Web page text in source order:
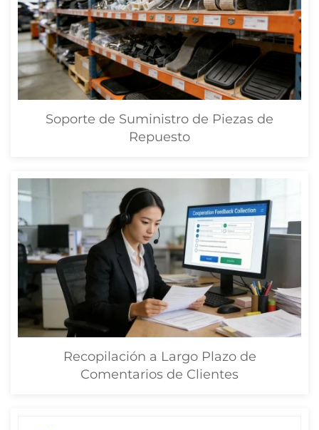
Soporte de Suministro de Piezas de
Repuesto
Recopilación a Largo Plazo de
Comentarios de Clientes